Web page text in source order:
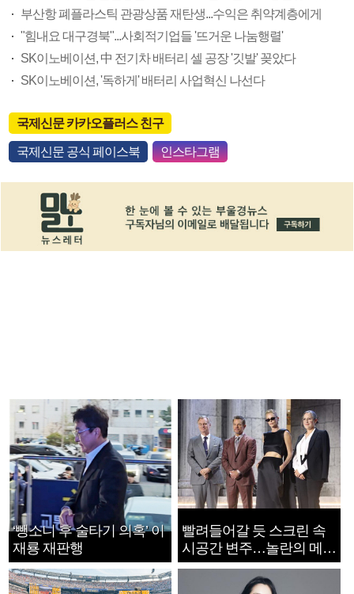
부산항 폐플라스틱 관광상품 재탄생...수익은 취약계층에게
"힘내요 대구경북"...사회적기업들 '뜨거운 나눔행렬'
SK이노베이션, 中 전기차 배터리 셀 공장 '깃발' 꽂았다
SK이노베이션, '독하게' 배터리 사업혁신 나선다
국제신문 카카오플러스 친구
국제신문 공식 페이스북 인스타그램
‘뺑소니 후 술타기 의혹’ 이
재룡 재판행
빨려들어갈 듯 스크린 속
시공간 변주…놀란의 메시
지는 ‘전쟁 속죄’